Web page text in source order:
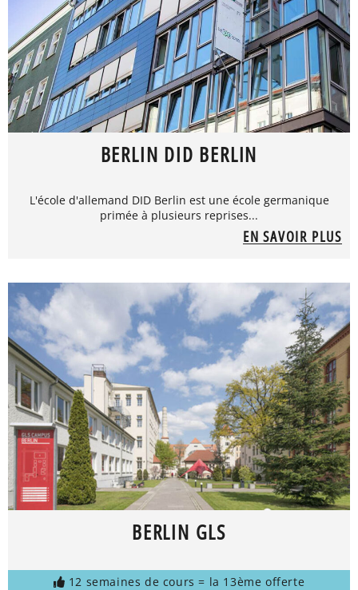
BERLIN DID BERLIN
L'école d'allemand DID Berlin est une école germanique
primée à plusieurs reprises...
EN SAVOIR PLUS
BERLIN GLS
12 semaines de cours = la 13ème offerte